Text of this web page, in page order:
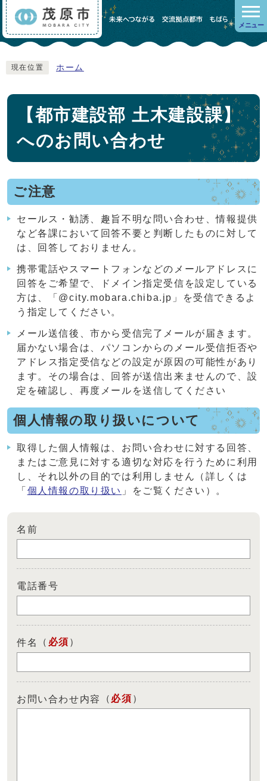
メニュー
現在位置 ホーム
【都市建設部 土木建設課】
へのお問い合わせ
ご注意
セールス・勧誘、趣旨不明な問い合わせ、情報提供
など各課において回答不要と判断したものに対して
は、回答しておりません。
携帯電話やスマートフォンなどのメールアドレスに
回答をご希望で、ドメイン指定受信を設定している
方は、「@city.mobara.chiba.jp」を受信できるよ
う指定してください。
メール送信後、市から受信完了メールが届きます。
届かない場合は、パソコンからのメール受信拒否や
アドレス指定受信などの設定が原因の可能性があり
ます。その場合は、回答が送信出来ませんので、設
定を確認し、再度メールを送信してください
個人情報の取り扱いについて
取得した個人情報は、お問い合わせに対する回答、
またはご意見に対する適切な対応を行うために利用
し、それ以外の目的では利用しません（詳しくは
「 個人情報の取り扱い 」をご覧ください）。
名前
電話番号
件名 （ 必須 ）
お問い合わせ内容 （ 必須 ）